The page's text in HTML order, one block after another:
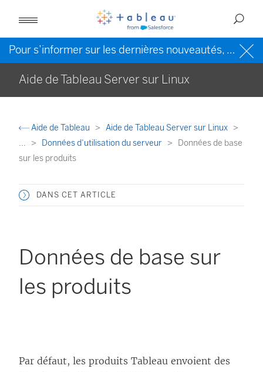
Pour s’informer sur les dernières nouveautés, veuillez consulter l’
Aide de Tableau Server sur Linux
Aide de Tableau
Aide de Tableau Server sur Linux
...
Données d’utilisation du serveur
Données de base
sur les produits
DANS CET ARTICLE
Données de base sur
les produits
Par défaut, les produits Tableau envoient des